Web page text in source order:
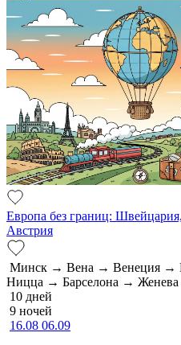
Европа без границ:
Австрия
Минск → Вена → Венеция →
Ницца → Барселона →
10 дней
9 ночей
16.08 06.09